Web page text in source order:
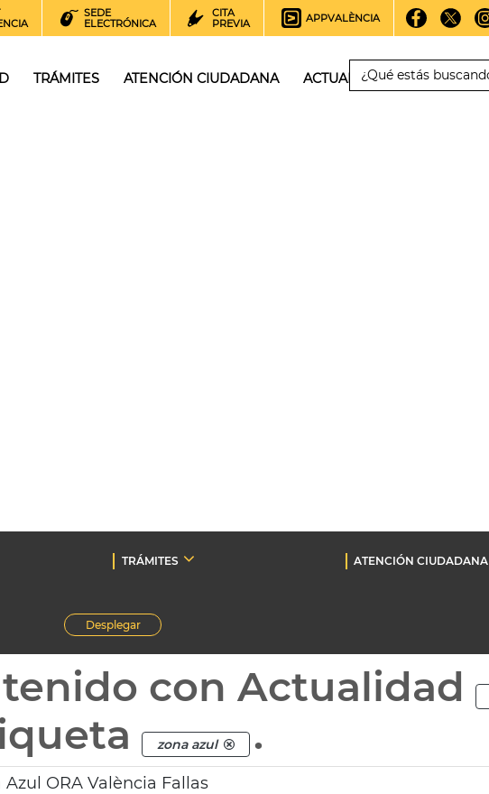
SEDE
ELECTRÓNICA
CITA
PREVIA
APPVALÈNCIA
TRÁMITES ATENCIÓN CIUDADANA ACTUALIDAD
TRÁMITES
ATENCIÓN CIUDADANA
Desplegar
con Actualidad
zona azul .
Azul ORA València Fallas